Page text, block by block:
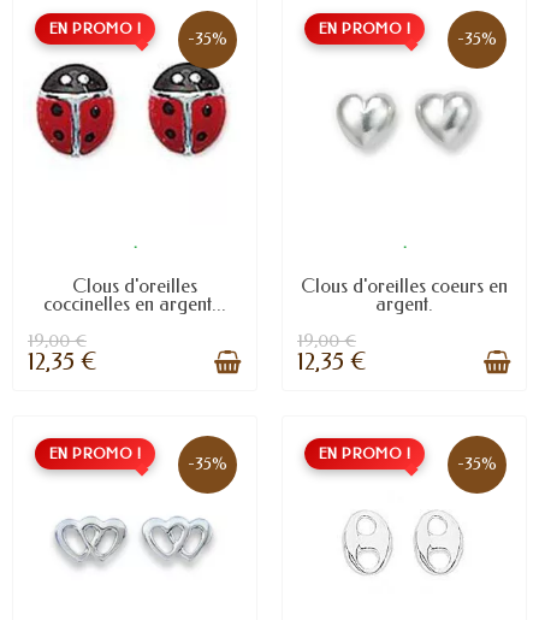
EN PROMO ! -35%
.
Clous d'oreilles
coccinelles en argent...
19,00 €
12,35 €
EN PROMO ! -35%
.
Clous d'oreilles coeurs en
argent.
19,00 €
12,35 €
EN PROMO ! -35% EN PROMO ! -35%